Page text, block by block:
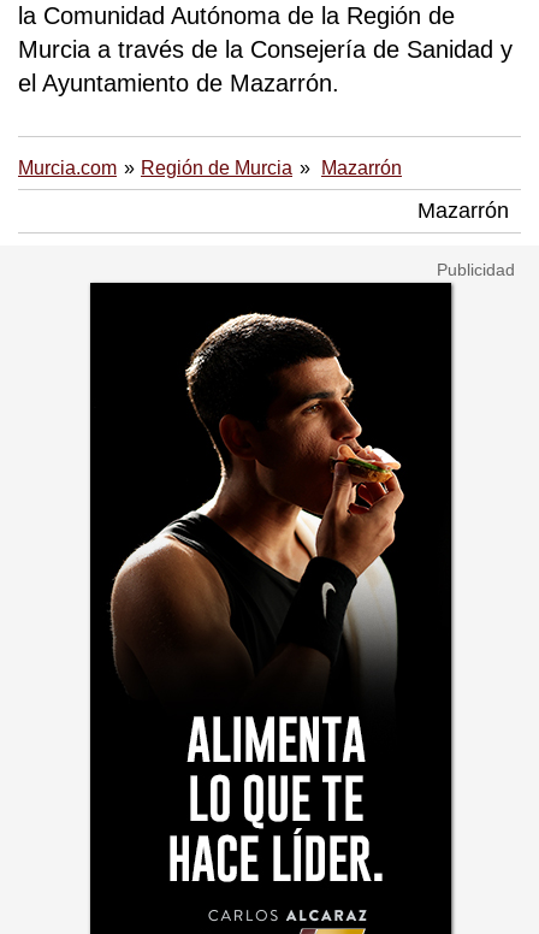
la Comunidad Autónoma de la Región de
Murcia a través de la Consejería de Sanidad y
el Ayuntamiento de Mazarrón.
Murcia.com Región de Murcia Mazarrón
Mazarrón